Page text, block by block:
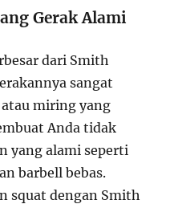
Gerak Alami
dari Smith
sangat
miring yang
Anda tidak
yang alami seperti
barbell bebas.
squat dengan Smith